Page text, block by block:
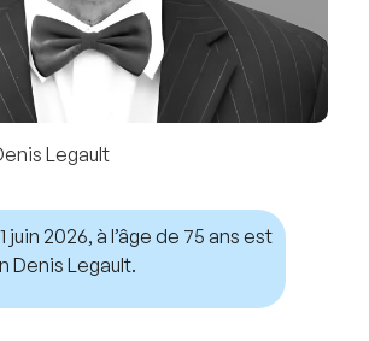
Legault
juin 2026, à l’âge de 75 ans est
Denis Legault.